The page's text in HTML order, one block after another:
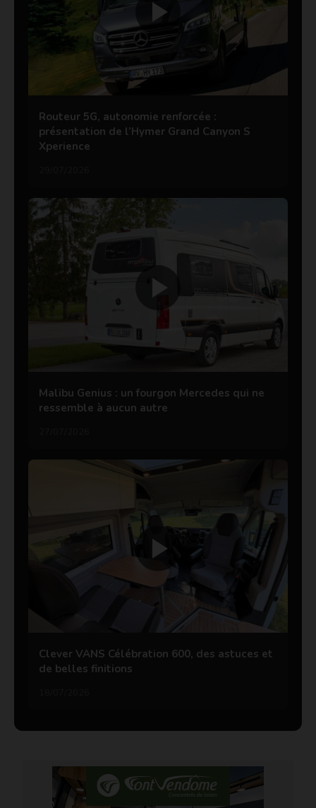
Routeur 5G, autonomie renforcée :
présentation de l’Hymer Grand Canyon S
Xperience
Malibu Genius : un fourgon Mercedes qui ne
ressemble à aucun autre
Clever VANS Célébration 600, des astuces et
de belles finitions